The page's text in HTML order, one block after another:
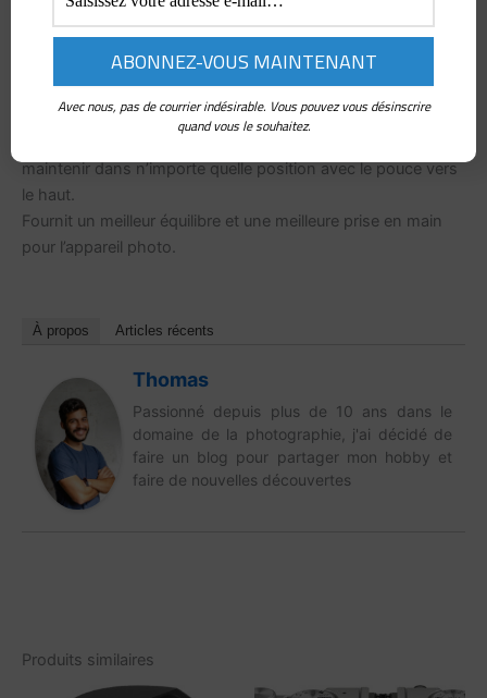
fournir un contact stable et protégé avec l’appareil photo.
Cette poignée offre une structure plus ergonomique à
l’appareil photo, permettant une meilleure utilisation d’une
seule main ainsi qu’un meilleur équilibre et moins de
pression de préhension requise lors de la prise de vue.
maintenir dans n’importe quelle position avec le pouce vers
le haut.
Fournit un meilleur équilibre et une meilleure prise en main
pour l’appareil photo.
À propos Articles récents
Thomas
Passionné depuis plus de 10 ans dans le
domaine de la photographie, j'ai décidé de
faire un blog pour partager mon hobby et
faire de nouvelles découvertes
Produits similaires
Avec nous, pas de courrier indésirable. Vous pouvez vous désinscrire
quand vous le souhaitez.